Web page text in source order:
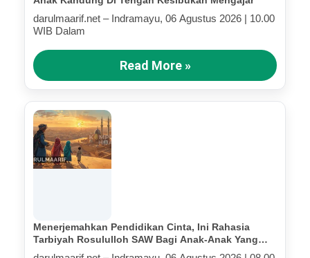
darulmaarif.net – Indramayu, 06 Agustus 2026 | 10.00
WIB Dalam
Read More »
Menerjemahkan Pendidikan Cinta, Ini Rahasia
Tarbiyah Rosululloh SAW Bagi Anak-Anak Yang
Terluka (Bagian IV)